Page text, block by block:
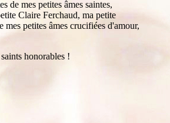
mes petites âmes saintes,
Claire Ferchaud, ma petite
petites âmes crucifiées d'amour,
honorables !